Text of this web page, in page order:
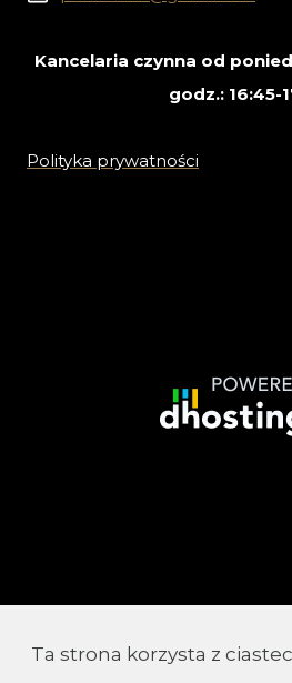
Kancelaria czynna od
godz.: 16:45-
Polityka prywatności
Ta strona korzysta z